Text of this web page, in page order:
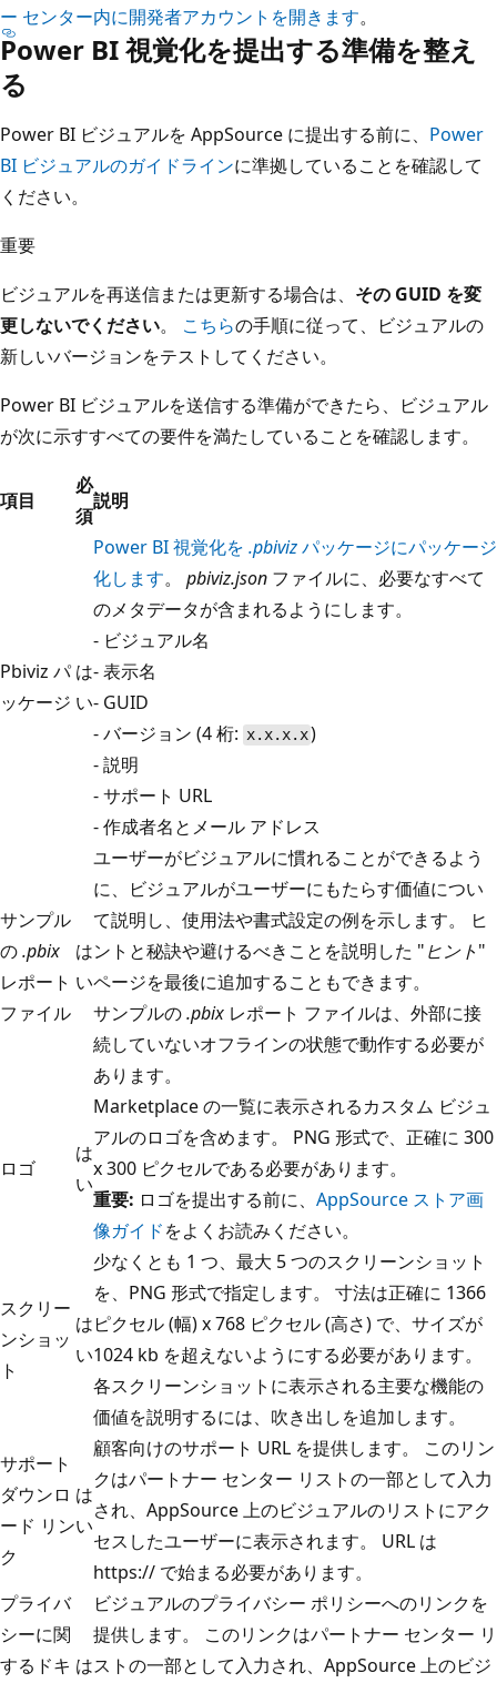
ー センター内に開発者アカウントを開きます。
Power BI 視覚化を提出する準備を整え
る
Power BI ビジュアルを AppSource に提出する前に、 Power
BI ビジュアルのガイドラインに準拠していることを確認して
ください。
重要
ビジュアルを再送信または更新する場合は、 その GUID を変
更しないでください。 こちらの手順に従って、ビジュアルの
新しいバージョンをテストしてください。
Power BI ビジュアルを送信する準備ができたら、ビジュアル
が次に示すすべての要件を満たしていることを確認します。
項目
必
須
説明
Pbiviz パ
ッケージ
は
い
Power BI 視覚化を .pbivizパッケージにパッケージ
化します。 pbiviz.json ファイルに、必要なすべて
のメタデータが含まれるようにします。
- ビジュアル名
- 表示名
- GUID
- バージョン (4 桁: x.x.x.x)
- 説明
- サポート URL
- 作成者名とメール アドレス
サンプル
の.pbix
レポート
ファイル
は
い
ユーザーがビジュアルに慣れることができるよう
に、ビジュアルがユーザーにもたらす価値につい
て説明し、使用法や書式設定の例を示します。 ヒ
ントと秘訣や避けるべきことを説明した "ヒント"
ページを最後に追加することもできます。
サンプルの.pbix レポート ファイルは、外部に接
続していないオフラインの状態で動作する必要が
あります。
ロゴ
は
い
Marketplace の一覧に表示されるカスタム ビジュ
アルのロゴを含めます。 PNG 形式で、正確に 300
x 300 ピクセルである必要があります。
重要: ロゴを提出する前に、 AppSource ストア画
像ガイドをよくお読みください。
スクリー
ンショッ
ト
は
い
少なくとも 1 つ、最大 5 つのスクリーンショット
を、PNG 形式で指定します。 寸法は正確に 1366
ピクセル (幅) x 768 ピクセル (高さ) で、サイズが
1024 kb を超えないようにする必要があります。
各スクリーンショットに表示される主要な機能の
価値を説明するには、吹き出しを追加します。
サポート
ダウンロ
ード リン
ク
は
い
顧客向けのサポート URL を提供します。 このリン
クはパートナー センター リストの一部として入力
され、AppSource 上のビジュアルのリストにアク
セスしたユーザーに表示されます。 URL は
https:// で始まる必要があります。
プライバ
シーに関
するドキ は
ビジュアルのプライバシー ポリシーへのリンクを
提供します。 このリンクはパートナー センター リ
ストの一部として入力され、AppSource 上のビジ